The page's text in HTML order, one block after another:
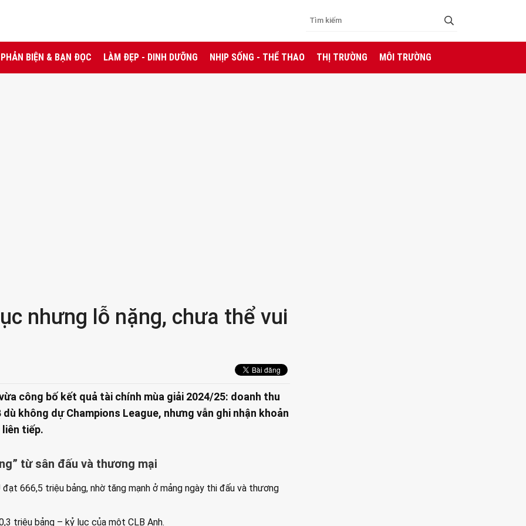
PHẢN BIỆN & BẠN ĐỌC LÀM ĐẸP - DINH DƯỠNG NHỊP SỐNG - THỂ THAO THỊ TRƯỜNG MÔI TRƯỜNG
nhưng lỗ nặng, chưa thể vui
công bố kết quả tài chính mùa giải 2024/25: doanh thu
không dự Champions League, nhưng vẫn ghi nhận khoản
tiếp.
từ sân đấu và thương mại
666,5 triệu bảng, nhờ tăng mạnh ở mảng ngày thi đấu và thương
triệu bảng – kỷ lục của một CLB Anh.